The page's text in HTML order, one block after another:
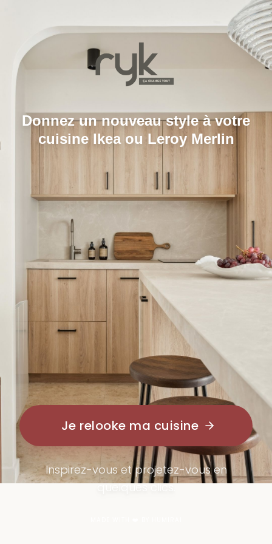
Donnez un nouveau style à votre
cuisine Ikea ou Leroy Merlin
Je relooke ma cuisine
Inspirez-vous et projetez-vous en
quelques clics.